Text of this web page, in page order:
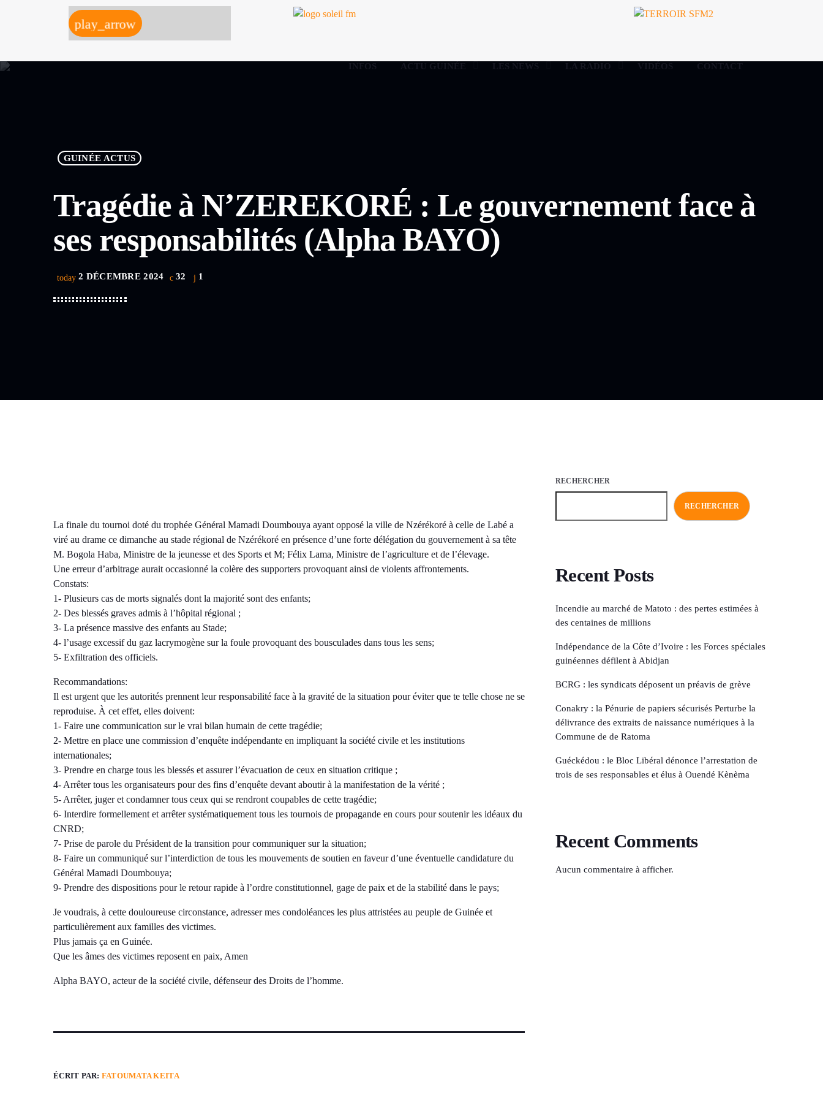
play_arrow
INFOS ACTU GUINÉE LES NEWS LA RADIO VIDÉOS CONTACT
GUINÉE ACTUS
Tragédie à N’ZEREKORÉ : Le gouvernement face à
ses responsabilités (Alpha BAYO)
today 2 DÉCEMBRE 2024 32 1
La finale du tournoi doté du trophée Général Mamadi Doumbouya ayant opposé la ville de Nzérékoré à celle de Labé a
viré au drame ce dimanche au stade régional de Nzérékoré en présence d’une forte délégation du gouvernement à sa tête
M. Bogola Haba, Ministre de la jeunesse et des Sports et M; Félix Lama, Ministre de l’agriculture et de l’élevage.
Une erreur d’arbitrage aurait occasionné la colère des supporters provoquant ainsi de violents affrontements.
Constats:
1- Plusieurs cas de morts signalés dont la majorité sont des enfants;
2- Des blessés graves admis à l’hôpital régional ;
3- La présence massive des enfants au Stade;
4- l’usage excessif du gaz lacrymogène sur la foule provoquant des bousculades dans tous les sens;
5- Exfiltration des officiels.
Recommandations:
Il est urgent que les autorités prennent leur responsabilité face à la gravité de la situation pour éviter que te telle chose ne se
reproduise. À cet effet, elles doivent:
1- Faire une communication sur le vrai bilan humain de cette tragédie;
2- Mettre en place une commission d’enquête indépendante en impliquant la société civile et les institutions
internationales;
3- Prendre en charge tous les blessés et assurer l’évacuation de ceux en situation critique ;
4- Arrêter tous les organisateurs pour des fins d’enquête devant aboutir à la manifestation de la vérité ;
5- Arrêter, juger et condamner tous ceux qui se rendront coupables de cette tragédie;
6- Interdire formellement et arrêter systématiquement tous les tournois de propagande en cours pour soutenir les idéaux du
CNRD;
7- Prise de parole du Président de la transition pour communiquer sur la situation;
8- Faire un communiqué sur l’interdiction de tous les mouvements de soutien en faveur d’une éventuelle candidature du
Général Mamadi Doumbouya;
9- Prendre des dispositions pour le retour rapide à l’ordre constitutionnel, gage de paix et de la stabilité dans le pays;
Je voudrais, à cette douloureuse circonstance, adresser mes condoléances les plus attristées au peuple de Guinée et
particulièrement aux familles des victimes.
Plus jamais ça en Guinée.
Que les âmes des victimes reposent en paix, Amen
Alpha BAYO, acteur de la société civile, défenseur des Droits de l’homme.
ÉCRIT PAR: FATOUMATA KEITA
RECHERCHER
RECHERCHER
Recent Posts
Incendie au marché de Matoto : des pertes estimées à
des centaines de millions
Indépendance de la Côte d’Ivoire : les Forces spéciales
guinéennes défilent à Abidjan
BCRG : les syndicats déposent un préavis de grève
Conakry : la Pénurie de papiers sécurisés Perturbe la
délivrance des extraits de naissance numériques à la
Commune de de Ratoma
Guéckédou : le Bloc Libéral dénonce l’arrestation de
trois de ses responsables et élus à Ouendé Kènèma
Recent Comments
Aucun commentaire à afficher.